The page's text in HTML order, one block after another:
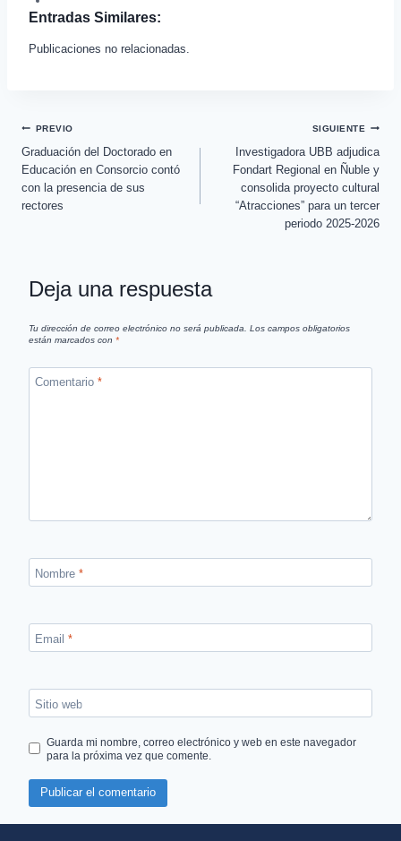
Entradas Similares:
Publicaciones no relacionadas.
PREVIO
Graduación del Doctorado en
Educación en Consorcio contó
con la presencia de sus
rectores
SIGUIENTE
Investigadora UBB adjudica
Fondart Regional en Ñuble y
consolida proyecto cultural
“Atracciones” para un tercer
periodo 2025-2026
Deja una respuesta
Tu dirección de correo electrónico no será publicada.
Los campos obligatorios
están marcados con *
Comentario *
Nombre *
Email *
Sitio web
Guarda mi nombre, correo electrónico y web en este navegador
para la próxima vez que comente.